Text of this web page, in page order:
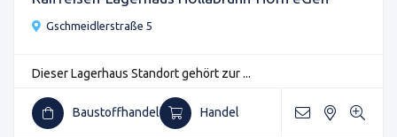
Gschmeidlerstraße 5
Dieser Lagerhaus Standort gehört zur ...
Baustoffhandel Handel